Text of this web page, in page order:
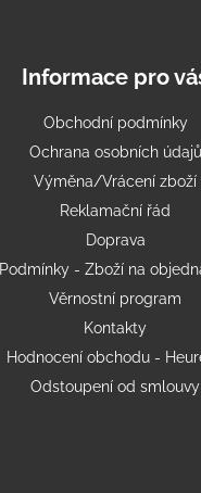
Informace pro
Obchodní podmínky
Ochrana osobních údajů
Výměna/Vrácení zboží
Reklamační řád
Doprava
Podmínky - Zboží na
Věrnostní program
Kontakty
Hodnocení obchodu -
Odstoupení od smlouvy